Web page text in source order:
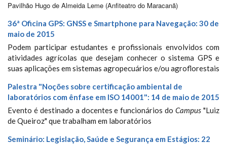
Pavilhão Hugo de Almeida Leme (Anfiteatro do Maracanã)
36ª Oficina GPS: GNSS e Smartphone para Navegação: 30 de
maio de 2015
Podem participar estudantes e profissionais envolvidos com
atividades agrícolas que desejam conhecer o sistema GPS e
suas aplicações em sistemas agropecuários e/ou agroflorestais
Palestra "Noções sobre certificação ambiental de
laboratórios com ênfase em ISO 14001": 14 de maio de 2015
Evento é destinado a docentes e funcionários doCampus "Luiz
de Queiroz" que trabalham em laboratórios
Seminário: Legislação, Saúde e Segurança em Estágios: 22